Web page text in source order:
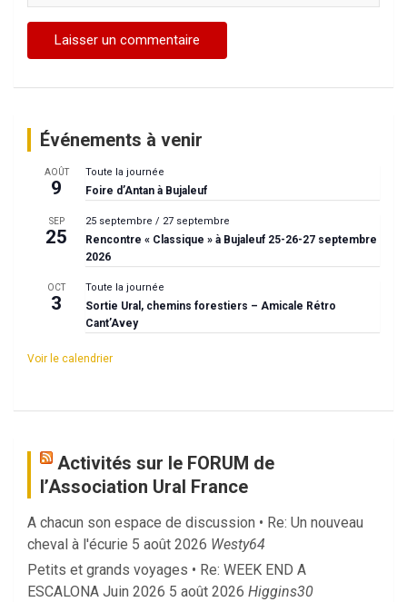
Événements à venir
AOÛT
9
Toute la journée
Foire d’Antan à Bujaleuf
SEP
25
25 septembre / 27 septembre
Rencontre « Classique » à Bujaleuf 25-26-27 septembre
2026
OCT
3
Toute la journée
Sortie Ural, chemins forestiers – Amicale Rétro
Cant’Avey
Voir le calendrier
Activités sur le FORUM de
l’Association Ural France
A chacun son espace de discussion • Re: Un nouveau
cheval à l'écurie 5 août 2026 Westy64
Petits et grands voyages • Re: WEEK END A
ESCALONA Juin 2026 5 août 2026 Higgins30